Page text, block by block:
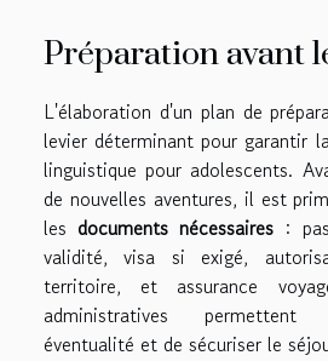
Préparation avant
L'élaboration d'un plan de
levier déterminant pour garantir
linguistique pour adolescents.
de nouvelles aventures, il est
les documents nécessaires :
validité, visa si exigé,
territoire, et assurance
administratives
éventualité et de sécuriser le